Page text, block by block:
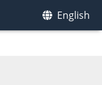
English